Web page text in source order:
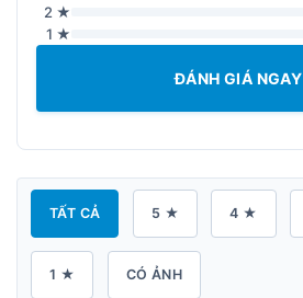
2 ★
1 ★
ĐÁNH GIÁ NGAY
TẤT CẢ 5 ★ 4 ★
1 ★ CÓ ẢNH